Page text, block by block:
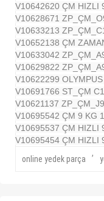
V10642620 ÇM HIZLI
V10628671
V10633213
V10652138 ÇM
V10633042
V10629822
V10622299
V10691766 ST_ÇM
V10621137
V10695542 ÇM 9 KG
V10695537 ÇM HIZLI
V10695454 ÇM HIZLI
online yedek parça
,